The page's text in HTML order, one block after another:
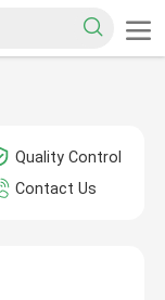
Quality Control
Contact Us